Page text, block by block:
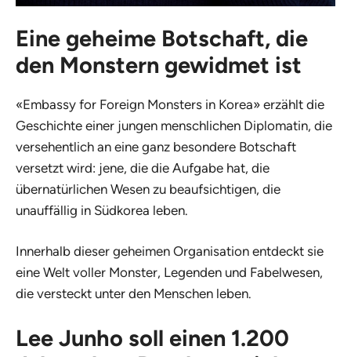
Eine geheime Botschaft, die
den Monstern gewidmet ist
«Embassy for Foreign Monsters in Korea» erzählt die
Geschichte einer jungen menschlichen Diplomatin, die
versehentlich an eine ganz besondere Botschaft
versetzt wird: jene, die die Aufgabe hat, die
übernatürlichen Wesen zu beaufsichtigen, die
unauffällig in Südkorea leben.
Innerhalb dieser geheimen Organisation entdeckt sie
eine Welt voller Monster, Legenden und Fabelwesen,
die versteckt unter den Menschen leben.
Lee Junho soll einen 1.200